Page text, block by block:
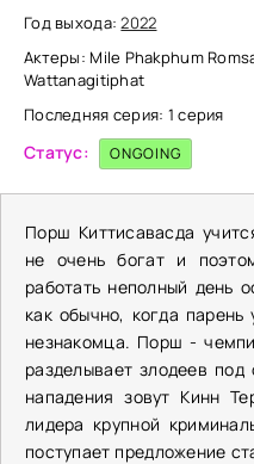
Год выхода:2022
Актеры: Mile Phakphum
Wattanagitiphat
Последняя серия: 1 серия
Статус: ONGOING
Порш Киттисавасда
не очень богат и
работать неполный день
как обычно, когда
незнакомца. Порш -
разделывает злодеев
нападения зовут Кинн
лидера крупной
поступает предложение